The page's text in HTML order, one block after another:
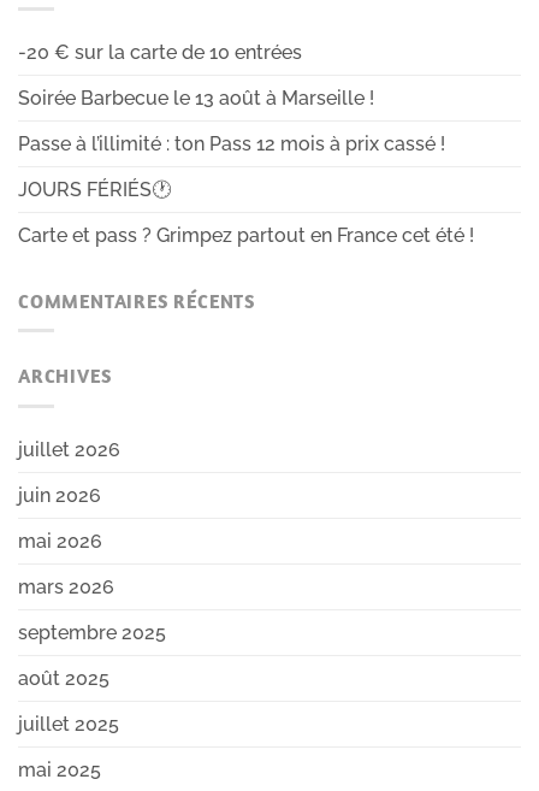
-20 € sur la carte de 10 entrées
Soirée Barbecue le 13 août à Marseille !
Passe à l’illimité : ton Pass 12 mois à prix cassé !
JOURS FÉRIÉS🕐
Carte et pass ? Grimpez partout en France cet été !
COMMENTAIRES RÉCENTS
ARCHIVES
juillet 2026
juin 2026
mai 2026
mars 2026
septembre 2025
août 2025
juillet 2025
mai 2025